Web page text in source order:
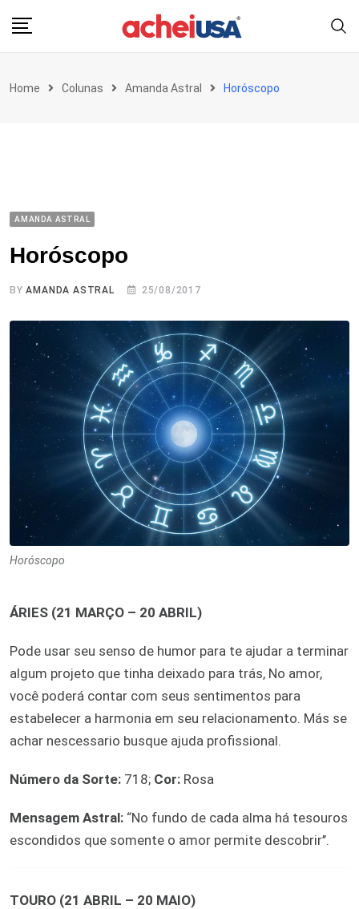
Home Colunas Amanda Astral Horóscopo
AMANDA ASTRAL
Horóscopo
BYAMANDA ASTRAL 25/08/2017
Horóscopo
ÁRIES (21 MARÇO – 20 ABRIL)
Pode usar seu senso de humor para te ajudar a terminar
algum projeto que tinha deixado para trás, No amor,
você poderá contar com seus sentimentos para
estabelecer a harmonia em seu relacionamento. Más se
achar nescessario busque ajuda profissional.
Número da Sorte: 718; Cor: Rosa
Mensagem Astral: “No fundo de cada alma há tesouros
escondidos que somente o amor permite descobrir’’.
TOURO (21 ABRIL – 20 MAIO)